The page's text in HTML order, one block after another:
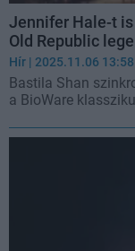
Jennifer Hale-t
Old Republic
Hír | 2025.11.06 13:58
Bastila Shan
a BioWare